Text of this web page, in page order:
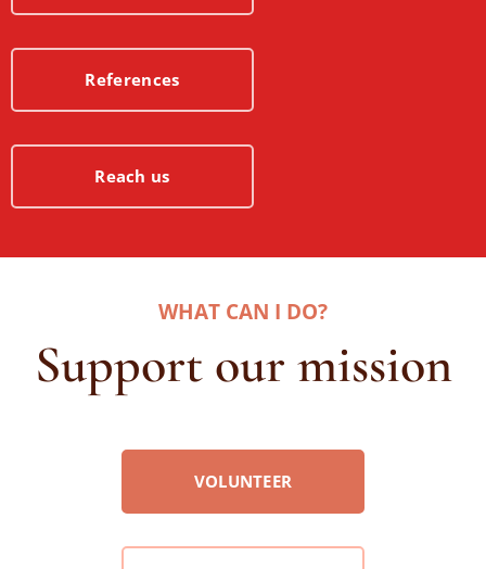
References
Reach us
WHAT CAN I DO?
Support our mission
VOLUNTEER